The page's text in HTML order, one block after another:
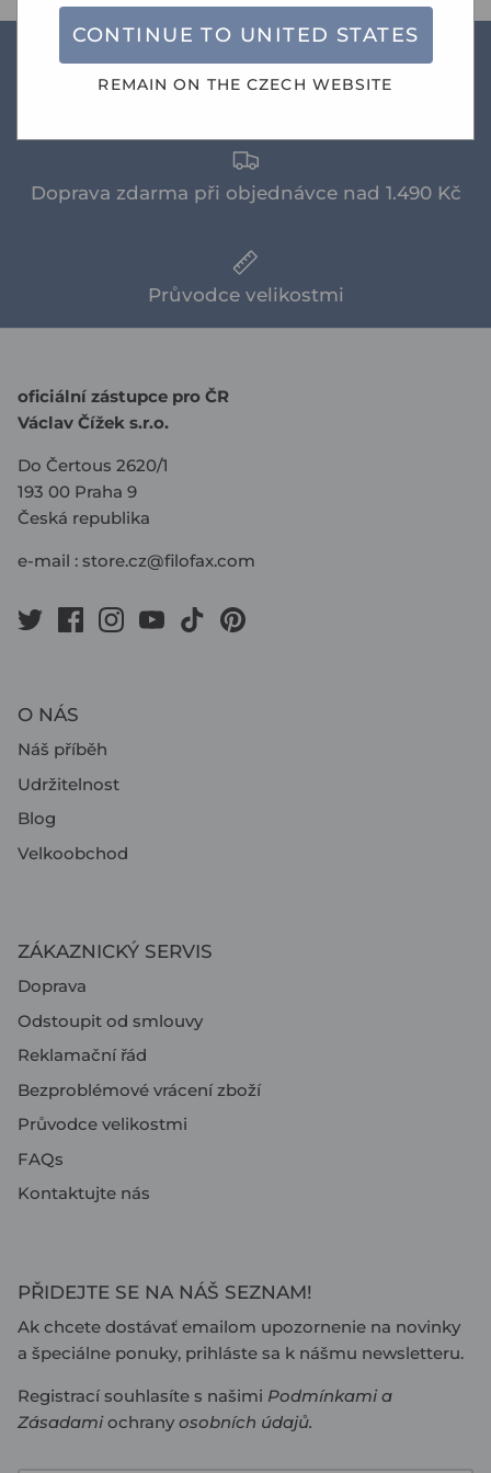
CONTINUE TO UNITED STATES
REMAIN ON THECZECH WEBSITE
Novinky
Doprava zdarma při objednávce nad 1.490 Kč
Průvodce velikostmi
oficiální zástupce pro ČR
Václav Čížek s.r.o.
Do Čertous 2620/1
193 00 Praha 9
Česká republika
e-mail : store.cz@filofax.com
O NÁS
Náš příběh
Udržitelnost
Blog
Velkoobchod
ZÁKAZNICKÝ SERVIS
Doprava
Odstoupit od smlouvy
Reklamační řád
Bezproblémové vrácení zboží
Průvodce velikostmi
FAQs
Kontaktujte nás
PŘIDEJTE SE NA NÁŠ SEZNAM!
Ak chcete dostávať emailom upozornenie na novinky
a špeciálne ponuky, prihláste sa k nášmu newsletteru.
Registrací souhlasíte s našimi Podmínkamia
Zásadamiochrany osobních údajů.